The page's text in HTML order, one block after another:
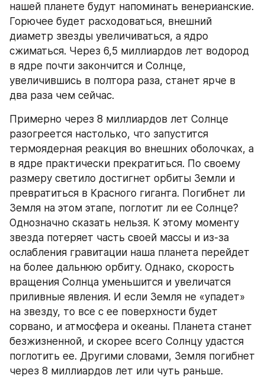
нашей планете будут напоминать венерианские.
Горючее будет расходоваться, внешний
диаметр звезды увеличиваться, а ядро
сжиматься. Через 6,5 миллиардов лет водород
в ядре почти закончится и Солнце,
увеличившись в полтора раза, станет ярче в
два раза чем сейчас.
Примерно через 8 миллиардов лет Солнце
разогреется настолько, что запустится
термоядерная реакция во внешних оболочках, а
в ядре практически прекратиться. По своему
размеру светило достигнет орбиты Земли и
превратиться в Красного гиганта. Погибнет ли
Земля на этом этапе, поглотит ли ее Солнце?
Однозначно сказать нельзя. К этому моменту
звезда потеряет часть своей массы и из-за
ослабления гравитации наша планета перейдет
на более дальнюю орбиту. Однако, скорость
вращения Солнца уменьшится и увеличатся
приливные явления. И если Земля не «упадет»
на звезду, то все с ее поверхности будет
сорвано, и атмосфера и океаны. Планета станет
безжизненной, и скорее всего Солнцу удастся
поглотить ее. Другими словами, Земля погибнет
через 8 миллиардов лет или чуть раньше.